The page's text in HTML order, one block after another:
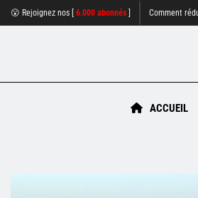
😮 Rejoignez nos [ 6.000 abonnés Comment
ACCUEIL